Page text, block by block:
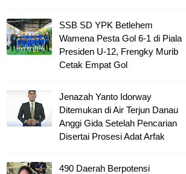
SSB SD YPK Betlehem
Wamena Pesta Gol 6-1 di Piala
Presiden U-12, Frengky Murib
Cetak Empat Gol
Jenazah Yanto Idorway
Ditemukan di Air Terjun Danau
Anggi Gida Setelah Pencarian
Disertai Prosesi Adat Arfak
490 Daerah Berpotensi